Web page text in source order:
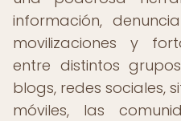
información,
movilizaciones y
entre distintos
blogs, redes sociales,
móviles, las